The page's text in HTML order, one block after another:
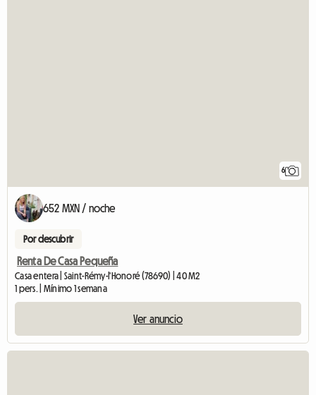
6
652 MXN / noche
Por descubrir
Renta De Casa Pequeña
Casa entera | Saint-Rémy-l'Honoré (78690) | 40 M2
1 pers. | Mínimo 1 semana
Ver anuncio